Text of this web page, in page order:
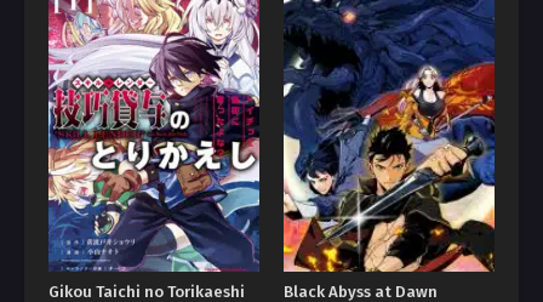
Gikou Taichi no Torikaeshi Black Abyss at Dawn